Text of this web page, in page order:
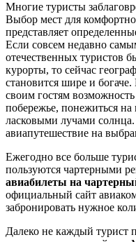
Многие туристы
Выбор мест для
представляет
Если совсем недавно
отечественных туристов
курорты, то сейчас
становится шире и
своим гостям
побережье, понежиться
ласковыми лучами
авиапутешествие на
Ежегодно все больше
пользуются чартерными
авиабилеты на
официальный сайт
забронировать нужное
Далеко не каждый